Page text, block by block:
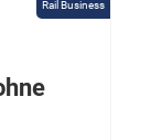
Rail Business